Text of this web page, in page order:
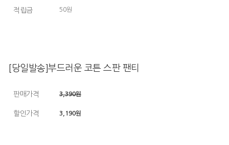
적립금 50원
[당일발송]부드러운 코튼 스판 팬티
판매가격 3,390원
할인가격 3,190원